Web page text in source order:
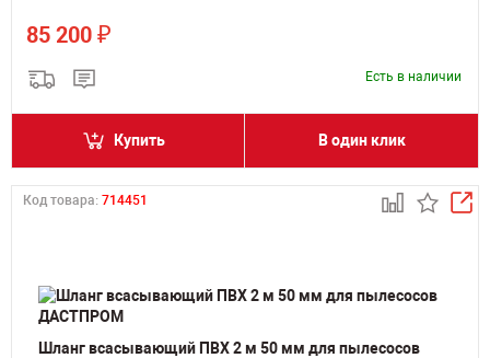
85 200 ₽
Есть в наличии
Купить В один клик
Код товара: 714451
Шланг всасывающий ПВХ 2 м 50 мм для пылесосов